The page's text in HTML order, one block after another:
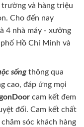
và hàng triệu
Cho đến nay
4 nhà máy - xưởng
Hồ Chí Minh và
sốngthông qua
cao, đáp ứng mọi
cam kết đem
đối. Cam kết chất
sóc khách hàng